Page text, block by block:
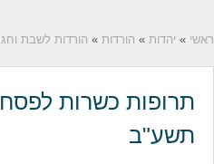
ראשי » יהדות » הורדות » הורדות לשבת וחג
תרופות כשרות לפסח
תשע"ב